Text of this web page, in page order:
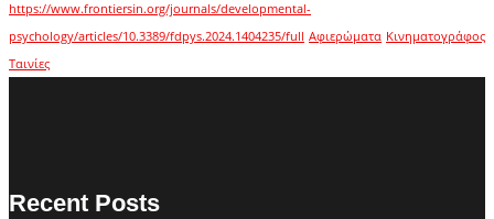
https://www.frontiersin.org/journals/developmental-
psychology/articles/10.3389/fdpys.2024.1404235/full Αφιερώματα Κινηματογράφος
Ταινίες
Recent Posts